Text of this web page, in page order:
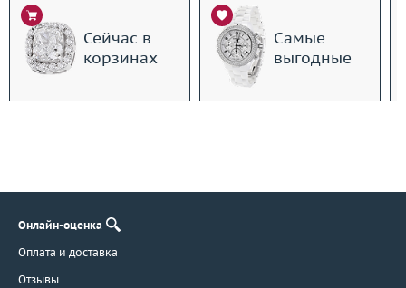
Сейчас в
корзинах
Самые
выгодные
Онлайн-оценка
Оплата и доставка
Отзывы